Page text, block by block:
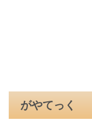
がやてっく